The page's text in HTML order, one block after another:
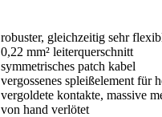
robuster, gleichzeitig sehr
0,22 mm² leiterquerschnitt
symmetrisches patch kabel
vergossenes spleißelement für
vergoldete kontakte, massive
von hand verlötet